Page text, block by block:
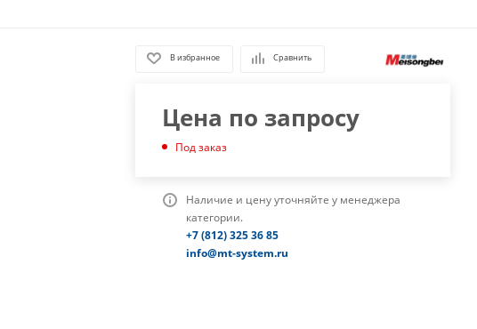
В избранное Сравнить
Цена по запросу
Под заказ
Наличие и цену уточняйте у менеджера
категории.
+7 (812) 325 36 85
info@mt-system.ru